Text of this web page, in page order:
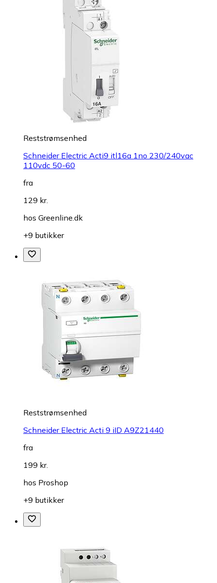
Reststrømsenhed
Schneider Electric Acti9 itl16a 1no 230/240vac
110vdc 50-60
fra
129 kr.
hos Greenline.dk
+9 butikker
Reststrømsenhed
Schneider Electric Acti 9 iID A9Z21440
fra
199 kr.
hos Proshop
+9 butikker